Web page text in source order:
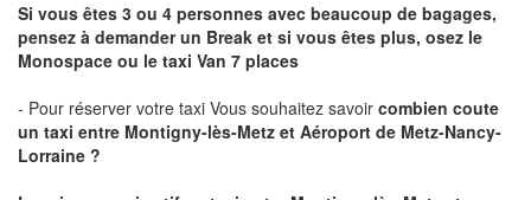
Si vous êtes 3 ou 4 personnes avec beaucoup de bagages,
pensez à demander un Break et si vous êtes plus, osez le
Monospace ou le taxi Van 7 places
- Pour réserver votre taxi Vous souhaitez savoir combien coute
un taxi entre Montigny-lès-Metz et Aéroport de Metz-Nancy-
Lorraine ?